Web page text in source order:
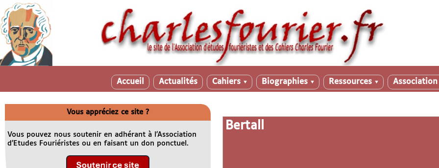
Accueil Actualités Cahiers ▼ Biographies ▼ Ressources ▼
Bertall
Vous appréciez ce site ?
Vous pouvez nous soutenir en adhérant à l’Association
d’Etudes Fouriéristes ou en faisant un don ponctuel.